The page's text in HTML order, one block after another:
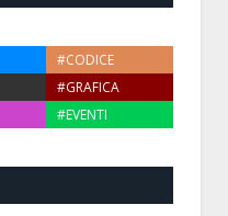
#CODICE
#GRAFICA
#EVENTI